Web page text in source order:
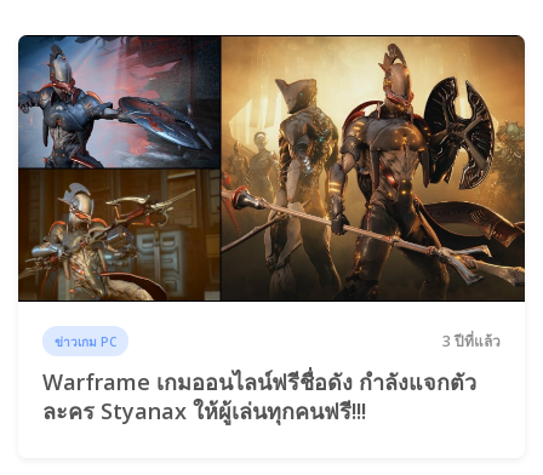
ข่าวเกม PC 3 ปีที่แล้ว
Warframe เกมออนไลน์ฟรีชื่อดัง กำลังแจกตัว
ละคร Styanax ให้ผู้เล่นทุกคนฟรี!!!